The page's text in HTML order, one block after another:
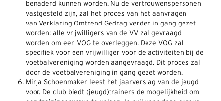
benaderd kunnen worden. Nu de vertrouwenspersonen
vastgesteld zijn, zal het proces van het aanvragen
van Verklaring Omtrend Gedrag verder in gang gezet
worden: alle vrijwilligers van de VV zal gevraagd
worden om een VOG te overleggen. Deze VOG zal
specifiek voor een vrijwilliger voor de activiteiten bij de
voetbalvereniging worden aangevraagd. Dit proces zal
door de voetbalvereniging in gang gezet worden.
Mirja Schoenmaker leest het jaarverslag van de jeugd
voor. De club biedt (jeugd)trainers de mogelijkheid om